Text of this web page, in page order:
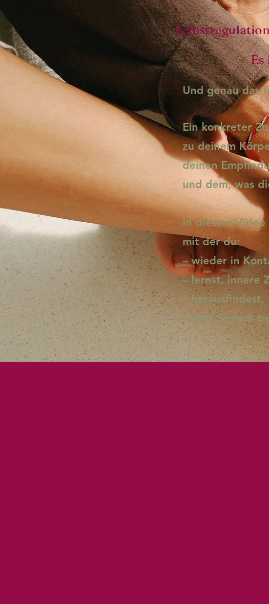
Es
Und genau das
Ein konkreter
zu deinem
deinen
und dem, was
In diesem
mit der du:
– wieder in
– lernst, innere
–
– dein System